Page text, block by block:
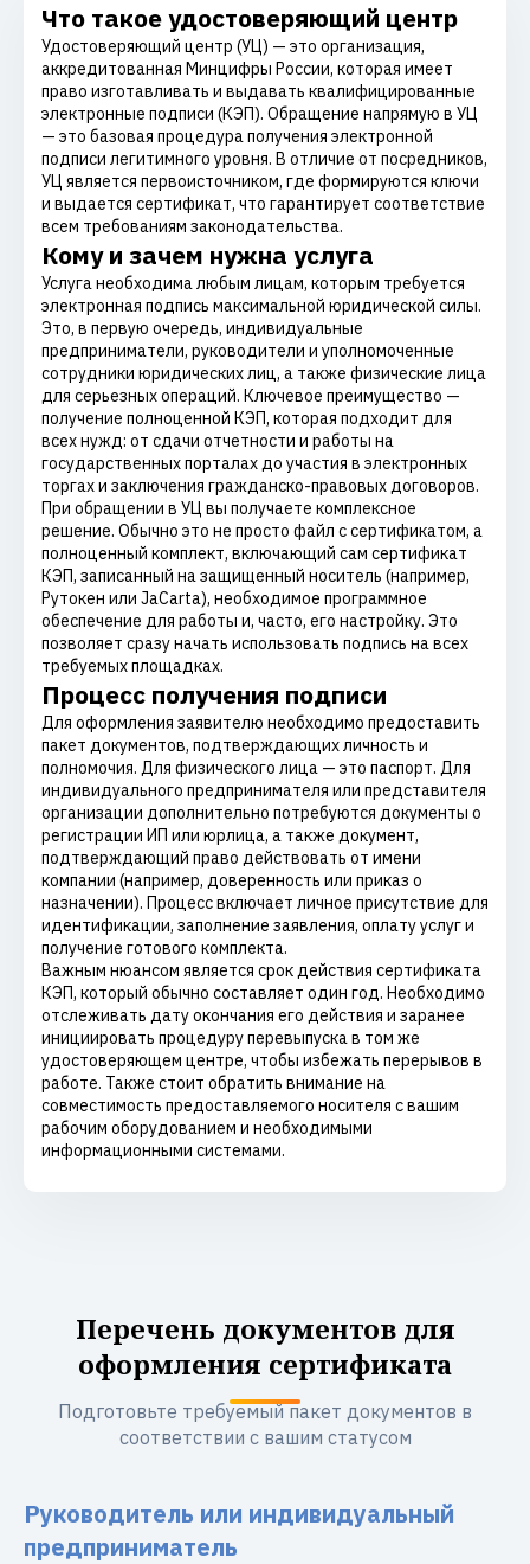
Что такое удостоверяющий центр
Удостоверяющий центр (УЦ) — это организация,
аккредитованная Минцифры России, которая имеет
право изготавливать и выдавать квалифицированные
электронные подписи (КЭП). Обращение напрямую в УЦ
— это базовая процедура получения электронной
подписи легитимного уровня. В отличие от посредников,
УЦ является первоисточником, где формируются ключи
и выдается сертификат, что гарантирует соответствие
всем требованиям законодательства.
Кому и зачем нужна услуга
Услуга необходима любым лицам, которым требуется
электронная подпись максимальной юридической силы.
Это, в первую очередь, индивидуальные
предприниматели, руководители и уполномоченные
сотрудники юридических лиц, а также физические лица
для серьезных операций. Ключевое преимущество —
получение полноценной КЭП, которая подходит для
всех нужд: от сдачи отчетности и работы на
государственных порталах до участия в электронных
торгах и заключения гражданско-правовых договоров.
При обращении в УЦ вы получаете комплексное
решение. Обычно это не просто файл с сертификатом, а
полноценный комплект, включающий сам сертификат
КЭП, записанный на защищенный носитель (например,
Рутокен или JaCarta), необходимое программное
обеспечение для работы и, часто, его настройку. Это
позволяет сразу начать использовать подпись на всех
требуемых площадках.
Процесс получения подписи
Для оформления заявителю необходимо предоставить
пакет документов, подтверждающих личность и
полномочия. Для физического лица — это паспорт. Для
индивидуального предпринимателя или представителя
организации дополнительно потребуются документы о
регистрации ИП или юрлица, а также документ,
подтверждающий право действовать от имени
компании (например, доверенность или приказ о
назначении). Процесс включает личное присутствие для
идентификации, заполнение заявления, оплату услуг и
получение готового комплекта.
Важным нюансом является срок действия сертификата
КЭП, который обычно составляет один год. Необходимо
отслеживать дату окончания его действия и заранее
инициировать процедуру перевыпуска в том же
удостоверяющем центре, чтобы избежать перерывов в
работе. Также стоит обратить внимание на
совместимость предоставляемого носителя с вашим
рабочим оборудованием и необходимыми
информационными системами.
Перечень документов для
оформления сертификата
Подготовьте требуемый пакет документов в
соответствии с вашим статусом
Руководитель или индивидуальный
предприниматель